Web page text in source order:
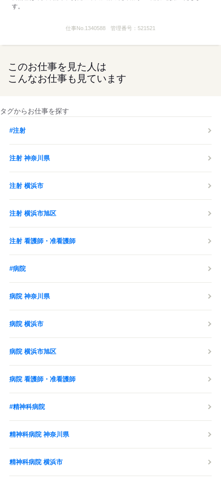
す。
仕事No. 1340588 管理番号： 521521
このお仕事を見た人は
こんなお仕事も見ています
タグからお仕事を探す
#注射
注射 神奈川県
注射 横浜市
注射 横浜市旭区
注射 看護師・准看護師
#病院
病院 神奈川県
病院 横浜市
病院 横浜市旭区
病院 看護師・准看護師
#精神科病院
精神科病院 神奈川県
精神科病院 横浜市